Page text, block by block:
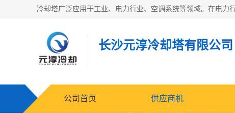
长沙元淳冷却塔有限公司
公司首页 供应商机